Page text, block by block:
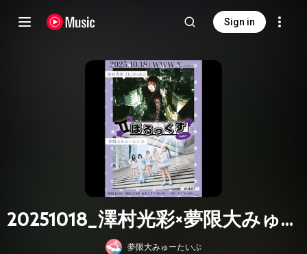
Sign in
20251018_澤村光彩×夢限大みゅー
たいぷ「ぽるっくす Vol.1」
夢限大みゅーたいぷ